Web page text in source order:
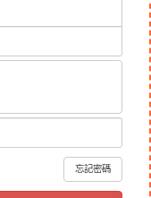
忘記密碼